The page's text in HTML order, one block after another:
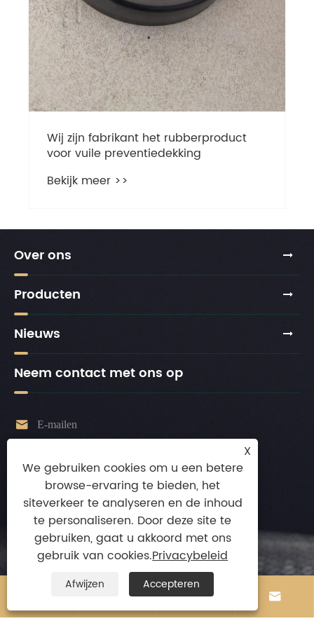
Wij zijn fabrikant het rubberproduct
voor vuile preventiedekking
Bekijk meer >>
Over ons
Producten
Nieuws
Neem contact met ons op
 E-mailen
stephenchio@163.com
 Tel
+86-13924872010
Mobiel
+86-13924872010
Adres
Jilong Intelligence Onderdeel van Longyan,
Leliu Town, Shunde District, Foshan City,
provincie Guangdong, China.
 
X
We gebruiken cookies om u een betere
browse-ervaring te bieden, het
siteverkeer te analyseren en de inhoud
te personaliseren. Door deze site te
gebruiken, gaat u akkoord met ons
gebruik van cookies.Privacybeleid
Afwijzen Accepteren